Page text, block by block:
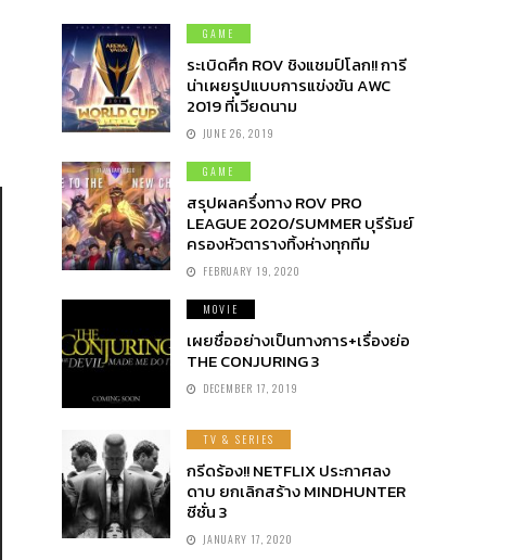
GAME
ระเบิดศึก ROV ชิงแชมป์โลก!! การี
น่าเผยรูปแบบการแข่งขัน AWC
2019 ที่เวียดนาม
JUNE 26, 2019
GAME
สรุปผลครึ่งทาง ROV PRO
LEAGUE 2020/SUMMER บุรีรัมย์
ครองหัวตารางทิ้งห่างทุกทีม
FEBRUARY 19, 2020
MOVIE
เผยชื่ออย่างเป็นทางการ+เรื่องย่อ
THE CONJURING 3
DECEMBER 17, 2019
TV & SERIES
กรีดร้อง!! NETFLIX ประกาศลง
ดาบ ยกเลิกสร้าง MINDHUNTER
ซีซั่น 3
JANUARY 17, 2020